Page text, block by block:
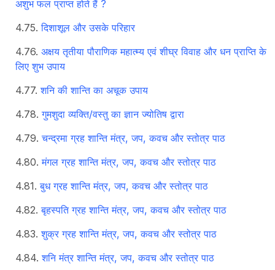
अशुभ फल प्राप्त होते हैं ?
दिशाशूल और उसके परिहार
अक्षय तृतीया पौराणिक महात्म्य एवं शीघ्र विवाह और धन प्राप्ति के
लिए शुभ उपाय
शनि की शान्ति का अचूक उपाय
गुमशुदा व्यक्ति/वस्तु का ज्ञान ज्योतिष द्वारा
चन्द्रमा ग्रह शान्ति मंत्र, जप, कवच और स्तोत्र पाठ
मंगल ग्रह शान्ति मंत्र, जप, कवच और स्तोत्र पाठ
बुध ग्रह शान्ति मंत्र, जप, कवच और स्तोत्र पाठ
बृहस्पति ग्रह शान्ति मंत्र, जप, कवच और स्तोत्र पाठ
शुक्र ग्रह शान्ति मंत्र, जप, कवच और स्तोत्र पाठ
शनि मंत्र शान्ति मंत्र, जप, कवच और स्तोत्र पाठ